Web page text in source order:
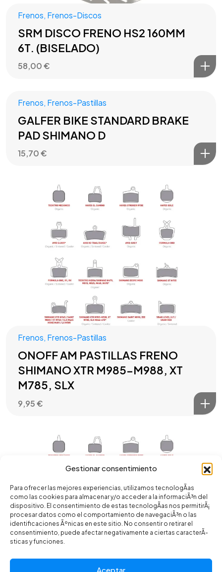
Gestionar consentimiento
Para ofrecer las mejores experiencias, utilizamos tecnologÃ­as
como las cookies para almacenar y/o acceder a la informaciÃ³n del
dispositivo. El consentimiento de estas tecnologÃ­as nos permitirÃ¡
procesar datos como el comportamiento de navegaciÃ³n o las
identificaciones Ãºnicas en este sitio. No consentir o retirar el
consentimiento, puede afectar negativamente a ciertas caracterÃ­
sticas y funciones.
Aceptar
Frenos, Frenos-Discos
SRM DISCO FRENO HS2 160MM
6T. (BISELADO)
58,00€
Frenos, Frenos-Pastillas
GALFER BIKE STANDARD BRAKE
PAD SHIMANO D
15,70€
Frenos, Frenos-Pastillas
ONOFF AM PASTILLAS FRENO
SHIMANO XTR M985-M988, XT
M785, SLX
9,95€